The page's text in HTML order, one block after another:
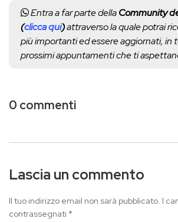
Entra a far parte dellaCommunity
(clicca qui)attraverso la quale potrai
più importanti ed essere aggiornati, in
prossimi appuntamenti che ti
0 commenti
Lascia un commento
Il tuo indirizzo email non sarà pubblicato. I
contrassegnati *